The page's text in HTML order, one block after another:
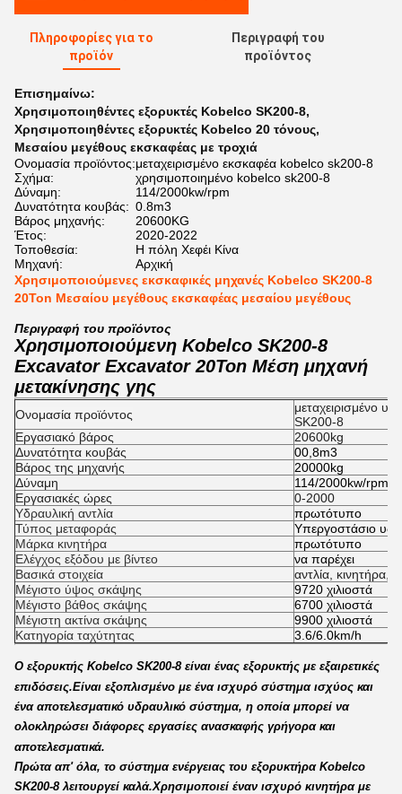
Πληροφορίες για το
προϊόν
Περιγραφή του
προϊόντος
Επισημαίνω:
Χρησιμοποιηθέντες εξορυκτές Kobelco SK200-8,
Χρησιμοποιηθέντες εξορυκτές Kobelco 20 τόνους,
Μεσαίου μεγέθους εκσκαφέας με τροχιά
Ονομασία προϊόντος:μεταχειρισμένο εκσκαφέα kobelco sk200-8
Σχήμα:
χρησιμοποιημένο kobelco sk200-8
Δύναμη:
114/2000kw/rpm
Δυνατότητα κουβάς: 0.8m3
Βάρος μηχανής:
20600KG
Έτος:
2020-2022
Τοποθεσία:
Η πόλη Χεφέι Κίνα
Μηχανή:
Αρχική
Χρησιμοποιούμενες εκσκαφικές μηχανές Kobelco SK200-8
20Ton Μεσαίου μεγέθους εκσκαφέας μεσαίου μεγέθους
Περιγραφή του προϊόντος
Χρησιμοποιούμενη Kobelco SK200-8
Excavator Excavator 20Ton Μέση μηχανή
μετακίνησης γης
Ονομασία προϊόντος
μεταχειρισμένο
SK200-8
Εργασιακό βάρος
20600kg
Δυνατότητα κουβάς
00,8m3
Βάρος της μηχανής
20000kg
Δύναμη
114/2000kw/rpm
Εργασιακές ώρες
0-2000
Υδραυλική αντλία
πρωτότυπο
Τύπος μεταφοράς
Υπεργοστάσιο
Μάρκα κινητήρα
πρωτότυπο
Ελέγχος εξόδου με βίντεο
να παρέχει
Βασικά στοιχεία
αντλία, κινητήρα,
Μέγιστο ύψος σκάψης
9720 χιλιοστά
Μέγιστο βάθος σκάψης
6700 χιλιοστά
Μέγιστη ακτίνα σκάψης
9900 χιλιοστά
Κατηγορία ταχύτητας
3.6/6.0km/h
Ο εξορυκτής Kobelco SK200-8 είναι ένας εξορυκτής με εξαιρετικές
επιδόσεις.Είναι εξοπλισμένο με ένα ισχυρό σύστημα ισχύος και
ένα αποτελεσματικό υδραυλικό σύστημα, η οποία μπορεί να
ολοκληρώσει διάφορες εργασίες ανασκαφής γρήγορα και
αποτελεσματικά.
Πρώτα απ' όλα, το σύστημα ενέργειας του εξορυκτήρα Kobelco
SK200-8 λειτουργεί καλά.Χρησιμοποιεί έναν ισχυρό κινητήρα με